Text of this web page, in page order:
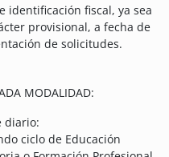
identificación fiscal, ya sea
provisional, a fecha de
de solicitudes.
MODALIDAD:
diario:
ciclo de Educación